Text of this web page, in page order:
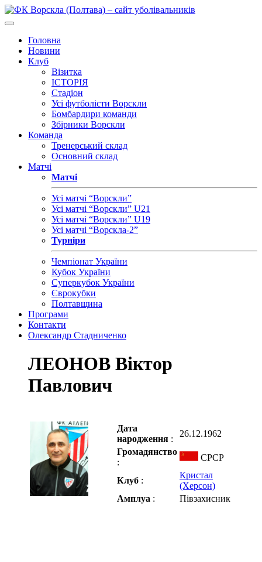
Головна
Новини
Клуб
Візитка
ІСТОРІЯ
Стадіон
Усі футболісти Ворскли
Бомбардири команди
Збірники Ворскли
Команда
Тренерський склад
Основний склад
Матчі
Матчі
Усі матчі “Ворскли”
Усі матчі “Ворскли” U21
Усі матчі “Ворскли” U19
Усі матчі “Ворскла-2”
Турніри
Чемпіонат України
Кубок України
Суперкубок України
Єврокубки
Полтавщина
Програми
Контакти
Олександр Стадниченко
ЛЕОНОВ Віктор
Павлович
Дата
народження :
26.12.1962
Громадянство
:
СРСР
Клуб :
Кристал
(Херсон)
Амплуа : Півзахисник